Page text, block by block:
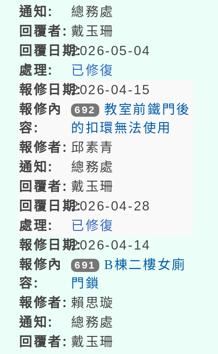
總務處
戴玉珊
2026-05-04
已修復
2026-04-15
692
教室前鐵門後
的扣環無法使用
邱素青
總務處
戴玉珊
2026-04-28
已修復
2026-04-14
691
B棟二樓女廁
門鎖
賴思璇
總務處
戴玉珊